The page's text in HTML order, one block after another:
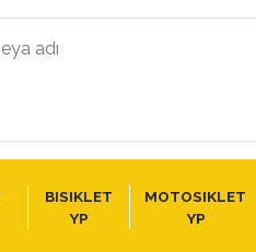
BISIKLET
YP
MOTOSIKLET
YP